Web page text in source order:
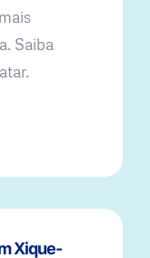
Saiba
Xique-